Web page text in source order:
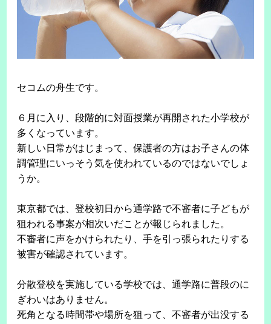
セコムの舟生です。
６月に入り、段階的に対面授業が再開された小学校が
多くなっています。
新しい日常がはじまって、保護者の方はお子さんの体
調管理にいっそう気を使われているのではないでしょ
うか。
東京都では、登校初日から通学路で不審者に子どもが
狙われる事案が相次いだことが報じられました。
不審者に声をかけられたり、手を引っ張られたりする
被害が確認されています。
分散登校を実施している学校では、通学路に普段のに
ぎわいはありません。
死角となる時間帯や場所を狙って、不審者が出没する